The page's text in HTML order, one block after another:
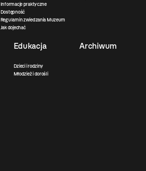
Informacje praktyczne
Dostępność
Regulamin zwiedzania Muzeum
Jak dojechać
Edukacja
Dzieci i rodziny
Młodzież i dorośli
Archiwum